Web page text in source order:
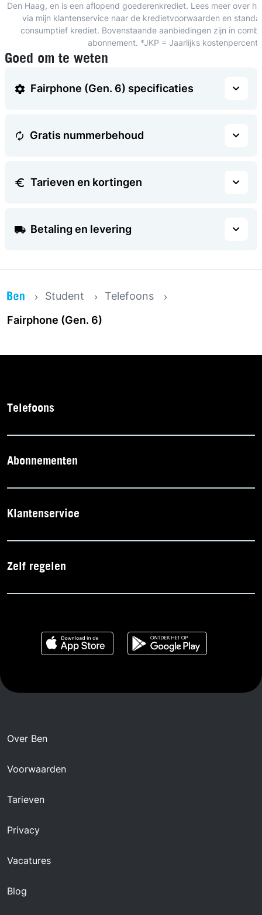
Den Haag, en is een aflopend goederenkrediet. Lees meer over
via mijn klantenservice naar de kredietvoorwaarden en
consumptief krediet. Bovenstaande aanbiedingen zijn in
abonnement. *JKP = Jaarlijks
Goed om te weten
Fairphone (Gen. 6) specificaties
Gratis nummerbehoud
Tarieven en kortingen
Betaling en levering
Student
Telefoons
Fairphone (Gen. 6)
Telefoons
Abonnementen
Klantenservice
Zelf regelen
Over Ben
Voorwaarden
Tarieven
Privacy
Vacatures
Blog